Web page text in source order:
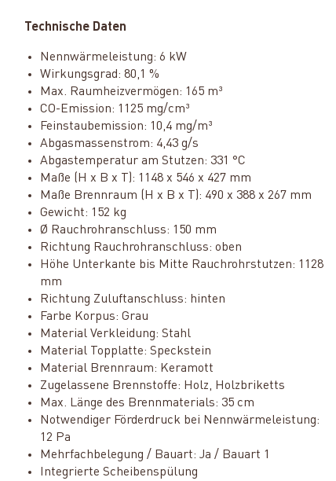
Technische Daten
Nennwärmeleistung: 6 kW
Wirkungsgrad: 80,1 %
Max. Raumheizvermögen: 165 m³
CO-Emission: 1125 mg/cm³
Feinstaubemission: 10,4 mg/m³
Abgasmassenstrom: 4,43 g/s
Abgastemperatur am Stutzen: 331 °C
Maße (H x B x T): 1148 x 546 x 427 mm
Maße Brennraum (H x B x T): 490 x 388 x 267 mm
Gewicht: 152 kg
Ø Rauchrohranschluss: 150 mm
Richtung Rauchrohranschluss: oben
Höhe Unterkante bis Mitte Rauchrohrstutzen: 1128
mm
Richtung Zuluftanschluss: hinten
Farbe Korpus: Grau
Material Verkleidung: Stahl
Material Topplatte: Speckstein
Material Brennraum: Keramott
Zugelassene Brennstoffe: Holz, Holzbriketts
Max. Länge des Brennmaterials: 35 cm
Notwendiger Förderdruck bei Nennwärmeleistung:
12 Pa
Mehrfachbelegung / Bauart: Ja / Bauart 1
Integrierte Scheibenspülung